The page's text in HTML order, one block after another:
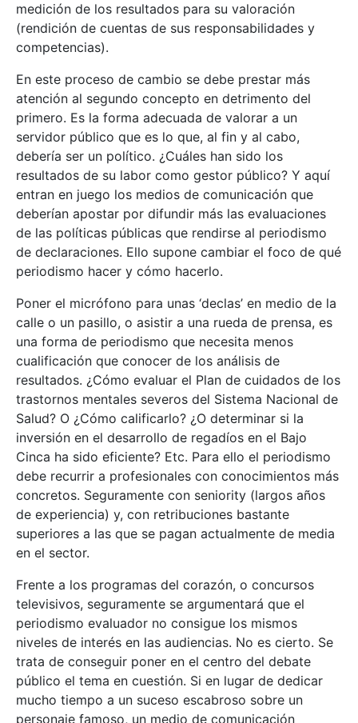
medición de los resultados para su valoración
(rendición de cuentas de sus responsabilidades y
competencias).
En este proceso de cambio se debe prestar más
atención al segundo concepto en detrimento del
primero. Es la forma adecuada de valorar a un
servidor público que es lo que, al fin y al cabo,
debería ser un político. ¿Cuáles han sido los
resultados de su labor como gestor público? Y aquí
entran en juego los medios de comunicación que
deberían apostar por difundir más las evaluaciones
de las políticas públicas que rendirse al periodismo
de declaraciones. Ello supone cambiar el foco de qué
periodismo hacer y cómo hacerlo.
Poner el micrófono para unas ‘declas’ en medio de la
calle o un pasillo, o asistir a una rueda de prensa, es
una forma de periodismo que necesita menos
cualificación que conocer de los análisis de
resultados. ¿Cómo evaluar el Plan de cuidados de los
trastornos mentales severos del Sistema Nacional de
Salud? O ¿Cómo calificarlo? ¿O determinar si la
inversión en el desarrollo de regadíos en el Bajo
Cinca ha sido eficiente? Etc. Para ello el periodismo
debe recurrir a profesionales con conocimientos más
concretos. Seguramente con seniority (largos años
de experiencia) y, con retribuciones bastante
superiores a las que se pagan actualmente de media
en el sector.
Frente a los programas del corazón, o concursos
televisivos, seguramente se argumentará que el
periodismo evaluador no consigue los mismos
niveles de interés en las audiencias. No es cierto. Se
trata de conseguir poner en el centro del debate
público el tema en cuestión. Si en lugar de dedicar
mucho tiempo a un suceso escabroso sobre un
personaje famoso, un medio de comunicación